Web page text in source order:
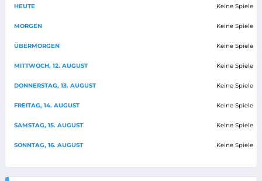
HEUTE Keine Spiele
MORGEN Keine Spiele
ÜBERMORGEN Keine Spiele
MITTWOCH, 12. AUGUST Keine Spiele
DONNERSTAG, 13. AUGUST Keine Spiele
FREITAG, 14. AUGUST Keine Spiele
SAMSTAG, 15. AUGUST Keine Spiele
SONNTAG, 16. AUGUST Keine Spiele